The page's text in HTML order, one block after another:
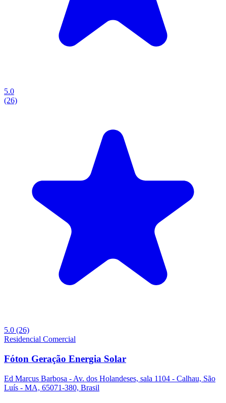
5.0
(26)
5.0 (26)
Residencial Comercial
Fóton Geração Energia Solar
Ed Marcus Barbosa - Av. dos Holandeses, sala 1104 - Calhau, São
Luís - MA, 65071-380, Brasil